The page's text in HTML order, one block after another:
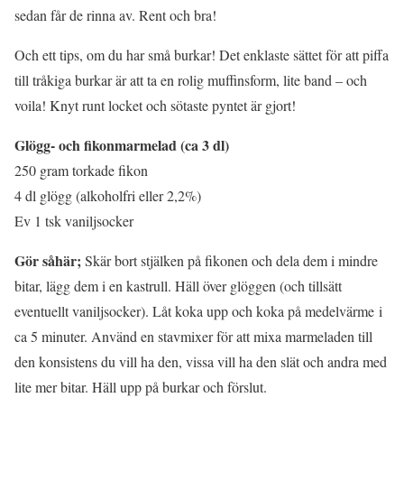
sedan får de rinna av. Rent och bra!
Och ett tips, om du har små burkar! Det enklaste sättet för att piffa
till tråkiga burkar är att ta en rolig muffinsform, lite band – och
voila! Knyt runt locket och sötaste pyntet är gjort!
Glögg- och fikonmarmelad (ca 3 dl)
250 gram torkade fikon
4 dl glögg (alkoholfri eller 2,2%)
Ev 1 tsk vaniljsocker
Gör såhär;Skär bort stjälken på fikonen och dela dem i mindre
bitar, lägg dem i en kastrull. Häll över glöggen (och tillsätt
eventuellt vaniljsocker). Låt koka upp och koka på medelvärme i
ca 5 minuter. Använd en stavmixer för att mixa marmeladen till
den konsistens du vill ha den, vissa vill ha den slät och andra med
lite mer bitar. Häll upp på burkar och förslut.